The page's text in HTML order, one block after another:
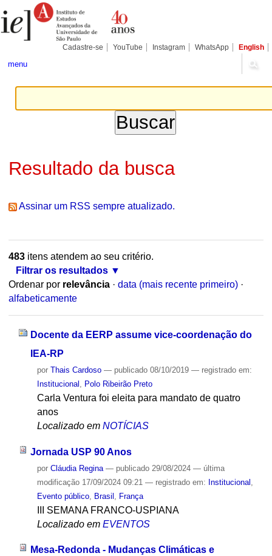
para
conteúdo.
Pessoais
Cadastre-se YouTube Instagram WhatsApp English
menu
Resultado da busca
Assinar um RSS sempre atualizado.
483itens atendem ao seu critério.
Filtrar os resultados
Ordenar por relevância · data (mais recente primeiro) ·
alfabeticamente
Docente da EERP assume vice-coordenação do
IEA-RP
por Thais Cardoso — publicado08/10/2019 — registrado em:
Institucional
Polo Ribeirão Preto
Carla Ventura foi eleita para mandato de quatro
anos
Localizado em NOTÍCIAS
Jornada USP 90 Anos
por Cláudia Regina — publicado29/08/2024 — última
modificação17/09/2024 09:21 — registrado em: Institucional
Evento público, Brasil França
III SEMANA FRANCO-USPIANA
Localizado em EVENTOS
Mesa-Redonda - Mudanças Climáticas e